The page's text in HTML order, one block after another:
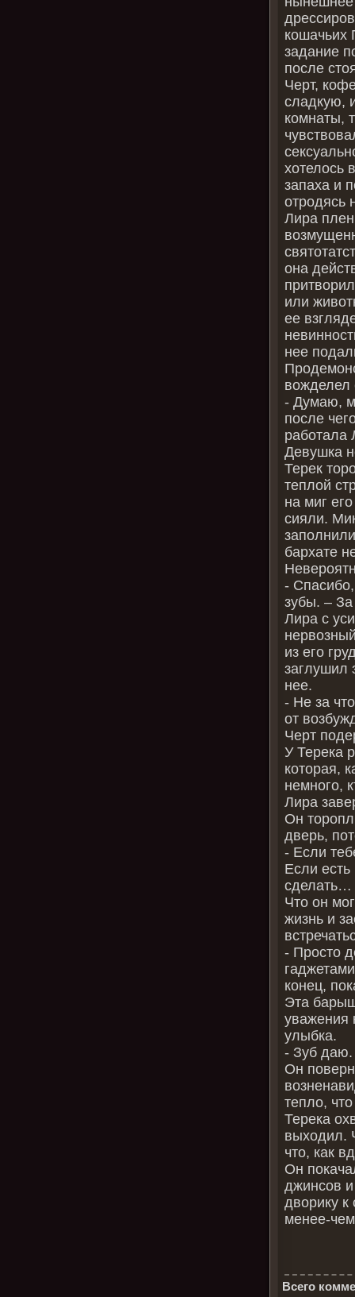
кошачьих
задание
после
Черт,
сладкую,
комнаты,
хотелось
запаха и
отродясь
Лира
она
или
ее
нее
вожделел
- Думаю,
после
работала
Девушка
Терек
теплой
на миг
сияли.
бархате
-
зубы. –
Лира с
из его
заглушил
нее.
- Не за
от
Черт
У Терека
которая,
немного,
Лира
Он
дверь,
- Если
Если есть
сделать…
Что он
жизнь и
- Просто
конец,
Эта
уважения
улыбка.
- Зуб даю.
Он
тепло,
Терека
выходил.
что, как
Он
джинсов
дворику к
менее-
Всего